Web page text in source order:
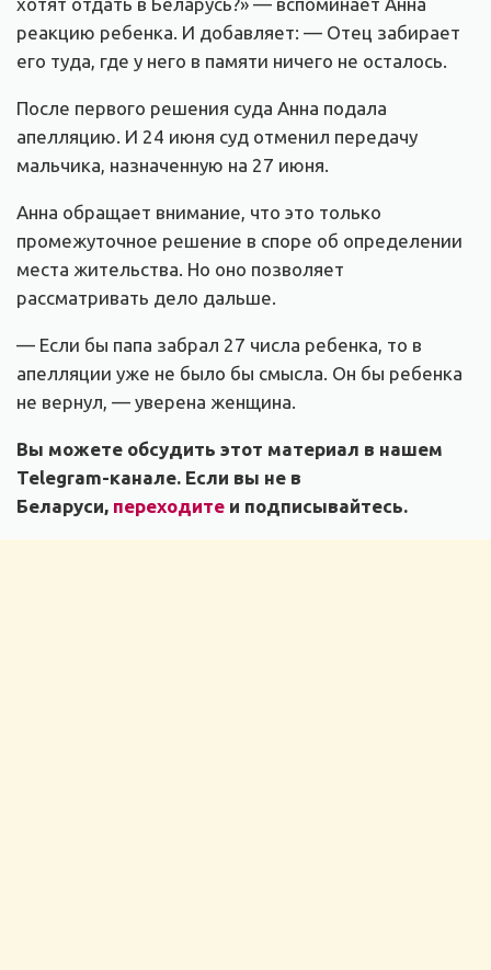
реакцию ребенка. И добавляет: — Отец забирает
его туда, где у него в памяти ничего не осталось.
После первого решения суда Анна подала
апелляцию. И 24 июня суд отменил передачу
мальчика, назначенную на 27 июня.
Анна обращает внимание, что это только
промежуточное решение в споре об определении
места жительства. Но оно позволяет
рассматривать дело дальше.
— Если бы папа забрал 27 числа ребенка, то в
апелляции уже не было бы смысла. Он бы ребенка
не вернул, — уверена женщина.
Вы можете обсудить этот материал в нашем
Telegram-канале. Если вы не в
Беларуси, переходите и подписывайтесь.